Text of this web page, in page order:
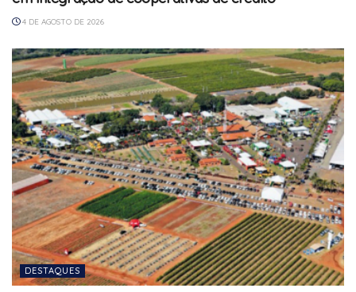
4 DE AGOSTO DE 2026
DESTAQUES